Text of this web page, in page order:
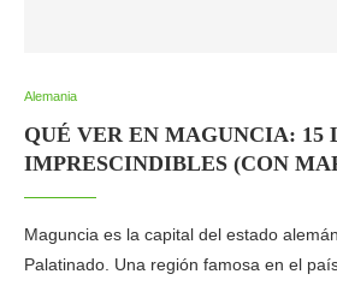
Alemania
QUÉ VER EN MAGUNCIA: 15
IMPRESCINDIBLES (CON
Maguncia es la capital del estado
Palatinado. Una región famosa en el